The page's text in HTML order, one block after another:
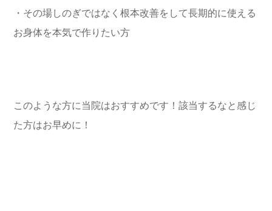
・その場しのぎではなく根本改善をして長期的に使える
お身体を本気で作りたい方
このような方に当院はおすすめです！該当するなと感じ
た方はお早めに！